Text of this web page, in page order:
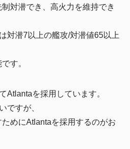
対潜でき、高火力を維持でき
対潜7以上の艦攻/対潜値65以上
す。
Atlantaを採用しています。
ですが、
めにAtlantaを採用するのがお